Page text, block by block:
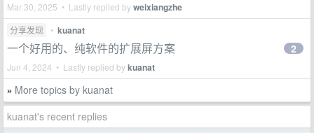
Mar 30, 2025 • Lastly replied byweixiangzhe
分享发现 • kuanat
一个好用的、纯软件的扩展屏方案
Jun 4, 2024 • Lastly replied bykuanat
2
» More topics by kuanat
kuanat's recent replies